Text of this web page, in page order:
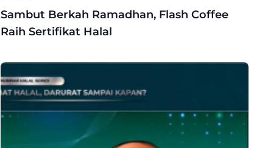
Sambut Berkah Ramadhan, Flash Coffee
Raih Sertifikat Halal